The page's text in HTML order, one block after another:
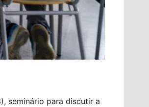
seminário para discutir a